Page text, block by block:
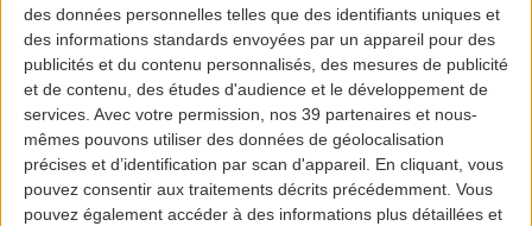
des données personnelles telles que des identifiants uniques et
des informations standards envoyées par un appareil pour des
publicités et du contenu personnalisés, des mesures de publicité
et de contenu, des études d'audience et le développement de
services. Avec votre permission, nos 39 partenaires et nous-
mêmes pouvons utiliser des données de géolocalisation
précises et d’identification par scan d'appareil. En cliquant, vous
pouvez consentir aux traitements décrits précédemment. Vous
pouvez également accéder à des informations plus détaillées et
BOSTON
Située à trois heures de New York, Boston est la capitale
Grid PromotedActivé
Grid Link https://flights.azoresairlines.pt/en/flights-from-